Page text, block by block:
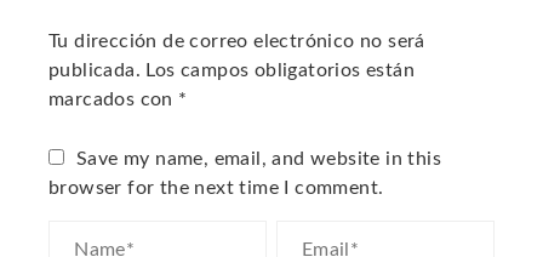
Tu dirección de correo electrónico no será
publicada. Los campos obligatorios están
marcados con *
Save my name, email, and website in this
browser for the next time I comment.